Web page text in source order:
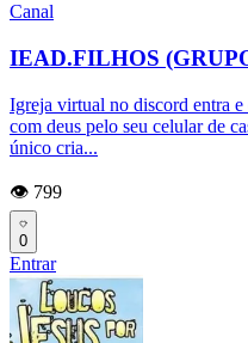
Canal
IEAD.FILHOS
Igreja virtual no discord entra
com deus pelo seu celular de
único cria...
👁️ 799
0
Entrar